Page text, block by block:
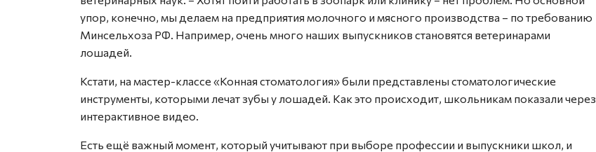
упор, конечно, мы делаем на предприятия молочного и мясного производства – по требованию
Минсельхоза РФ. Например, очень много наших выпускников становятся ветеринарами
лошадей.
Кстати, на мастер-классе «Конная стоматология» были представлены стоматологические
инструменты, которыми лечат зубы у лошадей. Как это происходит, школьникам показали через
интерактивное видео.
Есть ещё важный момент, который учитывают при выборе профессии и выпускники школ, и